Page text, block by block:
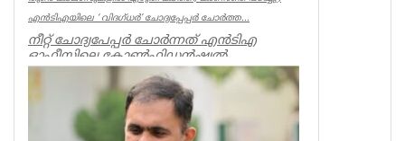
എന്‍ടിഎയിലെ ‘ വിദഗ്ധര്‍’ ചോദ്യപ്പേപ്പര്‍ ചോര്‍ത്ത...
നീറ്റ് ചോദ്യപേപ്പര്‍ ചോര്‍ന്നത് എന്‍ടിഎ
ഓഫീസിലെ കോണ്‍ഫിഡന്‍ഷ്യല്‍
സെക്ഷനില്‍ നിന്ന് എന്ന് സിബിഐ. എന...
Kerala